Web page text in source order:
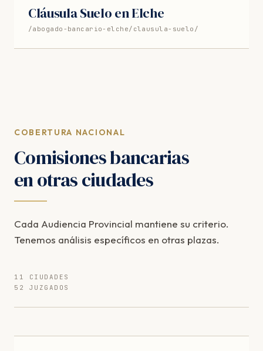
Cláusula Suelo en Elche
/abogado-bancario-elche/clausula-suelo/
COBERTURA NACIONAL
Comisiones bancarias
en otras ciudades
Cada Audiencia Provincial mantiene su criterio.
Tenemos análisis específicos en otras plazas.
11 CIUDADES
52 JUZGADOS